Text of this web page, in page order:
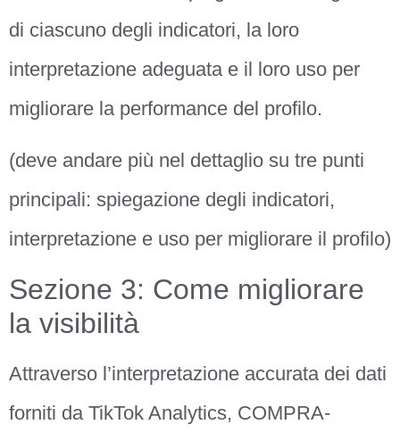
di ciascuno degli indicatori, la loro
interpretazione adeguata e il loro uso per
migliorare la performance del profilo.
(deve andare più nel dettaglio su tre punti
principali: spiegazione degli indicatori,
interpretazione e uso per migliorare il profilo)
Sezione 3: Come migliorare
la visibilità
Attraverso l’interpretazione accurata dei dati
forniti da TikTok Analytics, COMPRA-